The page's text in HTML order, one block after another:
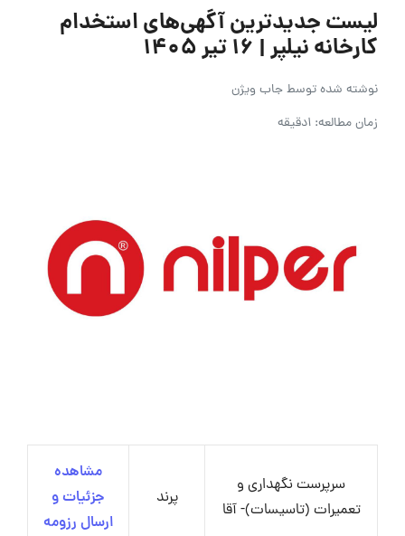
لیست جدیدترین آگهی‌های استخدام
کارخانه نیلپر | ۱۶ تیر ۱۴۰۵
نوشته شده توسطجاب ویژن
زمان مطالعه: 1دقیقه
سرپرست نگهداری و
تعمیرات (تاسیسات)- آقا
پرند
مشاهده
جزئیات و
ارسال رزومه